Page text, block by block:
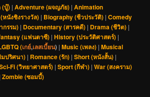
(บู๊) |Adventure (ผจญภัย) |Animation
นังชิงรางวัล) | Biography (ชีวประวัติ) |Comedy
กรรม) | Documentary (สารคดี) | Drama (ชีวิต) |
(แฟนตาซี) |History (ประวัติศาสตร์) |
(เกย์,เลสเบี้ยน) |Music (เพลง) |Musical
ปริศนา) | Romance (รัก) |Short (หนังสั้น) |
Fi (วิทยาศาสตร์) |Sport (กีฬา) |War (สงคราม)
|Zombie (ซอมบี้)